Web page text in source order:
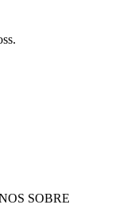
SOBRE